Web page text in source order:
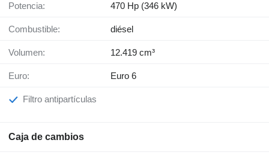
Potencia: 470 Hp (346 kW)
Combustible: diésel
Volumen: 12.419 cm³
Euro: Euro 6
Filtro antipartículas
Caja de cambios